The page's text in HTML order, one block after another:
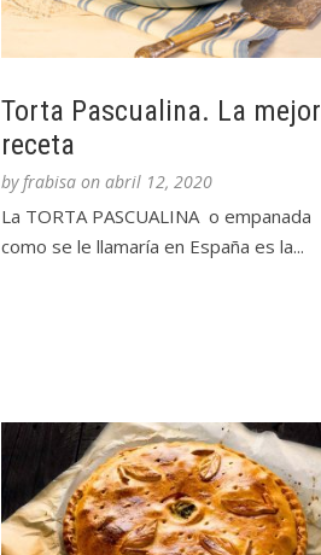
Torta Pascualina. La mejor
receta
byfrabisa on abril 12, 2020
La TORTA PASCUALINA o empanada
como se le llamaría en España es la...